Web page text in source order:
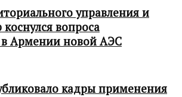
управления и
вопроса
в Армении новой АЭС
кадры применения